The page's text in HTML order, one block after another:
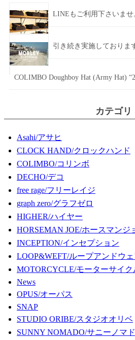
LINEもご利用下さいませ
引き続き実施しておりま
COLIMBO Doughboy Hat (Army Hat)
カテゴリ
Asahi/アサヒ
CLOCK HAND/クロックハンド
COLIMBO/コリンボ
DECHO/デコ
free rage/フリーレイジ
graph zero/グラフゼロ
HIGHER/ハイヤー
HORSEMAN JOE/ホースマンジ
INCEPTION/インセプション
LOOP&WEFT/ループアンドウェ
MOTORCYCLE/モーターサイク
News
OPUS/オーパス
SNAP
STUDIO ORIBE/スタジオオリベ
SUNNY NOMADO/サニーノマド